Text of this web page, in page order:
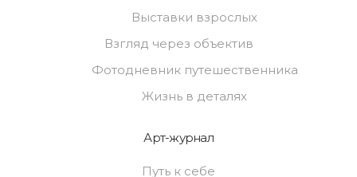
Выставки взрослых
Взгляд через объектив
Фотодневник путешественника
Жизнь в деталях
Арт-журнал
Путь к себе